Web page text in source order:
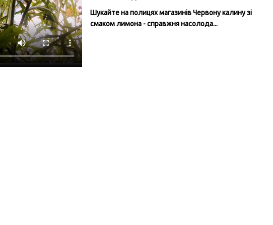
Шукайте на полицях магазинів Червону калину зі
смаком лимона - справжня насолода...